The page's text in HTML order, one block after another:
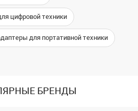
цифровой техники
для портативной техники
БРЕНДЫ